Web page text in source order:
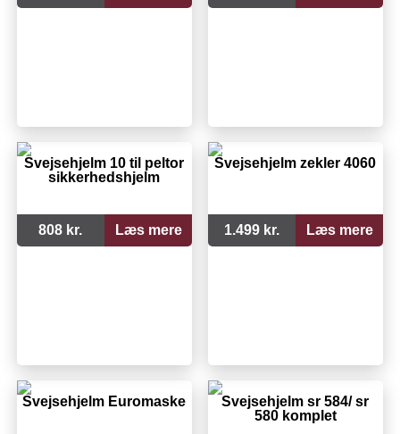
Svejsehjelm 10 til peltor
sikkerhedshjelm
808 kr. Læs mere
Svejsehjelm zekler 4060
1.499 kr. Læs mere
Svejsehjelm Euromaske
Svejsehjelm sr 584/ sr
580 komplet